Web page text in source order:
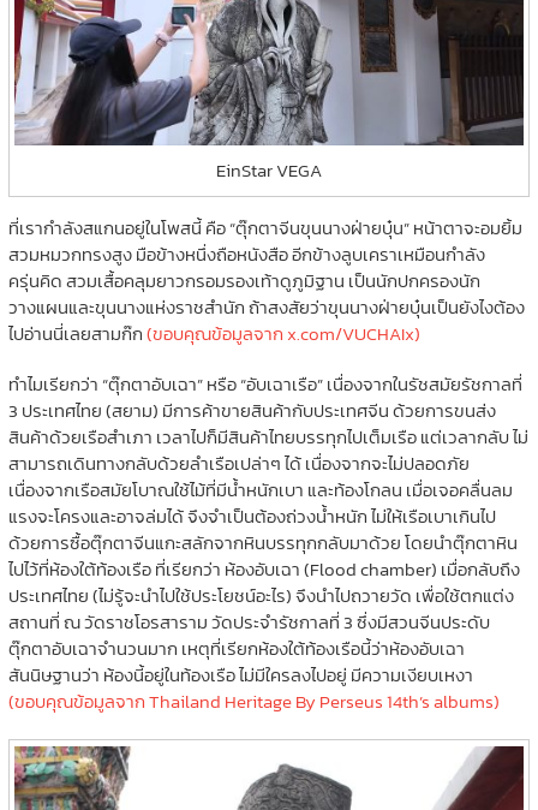
EinStar VEGA
ที่เรากำลังสแกนอยู่ในโพสนี้ คือ “ตุ๊กตาจีนขุนนางฝ่ายบุ๋น” หน้าตาจะอมยิ้ม
สวมหมวกทรงสูง มือข้างหนึ่งถือหนังสือ อีกข้างลูบเคราเหมือนกำลัง
ครุ่นคิด สวมเสื้อคลุมยาวกรอมรองเท้าดูภูมิฐาน เป็นนักปกครองนัก
วางแผนและขุนนางแห่งราชสำนัก ถ้าสงสัยว่าขุนนางฝ่ายบุ๋นเป็นยังไงต้อง
ไปอ่านนี่เลยสามก๊ก(ขอบคุณข้อมูลจาก x.com/VUCHAIx)
ทำไมเรียกว่า “ตุ๊กตาอับเฉา” หรือ “อับเฉาเรือ” เนื่องจากในรัชสมัยรัชกาลที่
3 ประเทศไทย (สยาม) มีการค้าขายสินค้ากับประเทศจีน ด้วยการขนส่ง
สินค้าด้วยเรือสำเภา เวลาไปก็มีสินค้าไทยบรรทุกไปเต็มเรือ แต่เวลากลับ ไม่
สามารถเดินทางกลับด้วยลำเรือเปล่าๆ ได้ เนื่องจากจะไม่ปลอดภัย
เนื่องจากเรือสมัยโบาณใช้ไม้ที่มีน้ำหนักเบา และท้องโกลน เมื่อเจอคลื่นลม
แรงจะโครงและอาจล่มได้ จึงจำเป็นต้องถ่วงน้ำหนัก ไม่ให้เรือเบาเกินไป
ด้วยการซื้อตุ๊กตาจีนแกะสลักจากหินบรรทุกกลับมาด้วย โดยนำตุ๊กตาหิน
ไปไว้ที่ห้องใต้ท้องเรือ ที่เรียกว่า ห้องอับเฉา (Flood chamber) เมื่อกลับถึง
ประเทศไทย (ไม่รู้จะนำไปใช้ประโยชน์อะไร) จึงนำไปถวายวัด เพื่อใช้ตกแต่ง
สถานที่ ณ วัดราชโอรสาราม วัดประจำรัชกาลที่ 3 ซึ่งมีสวนจีนประดับ
ตุ๊กตาอับเฉาจำนวนมาก เหตุที่เรียกห้องใต้ท้องเรือนี้ว่าห้องอับเฉา
สันนิษฐานว่า ห้องนี้อยู่ในท้องเรือ ไม่มีใครลงไปอยู่ มีความเงียบเหงา
(ขอบคุณข้อมูลจาก Thailand Heritage By Perseus 14th’s albums)